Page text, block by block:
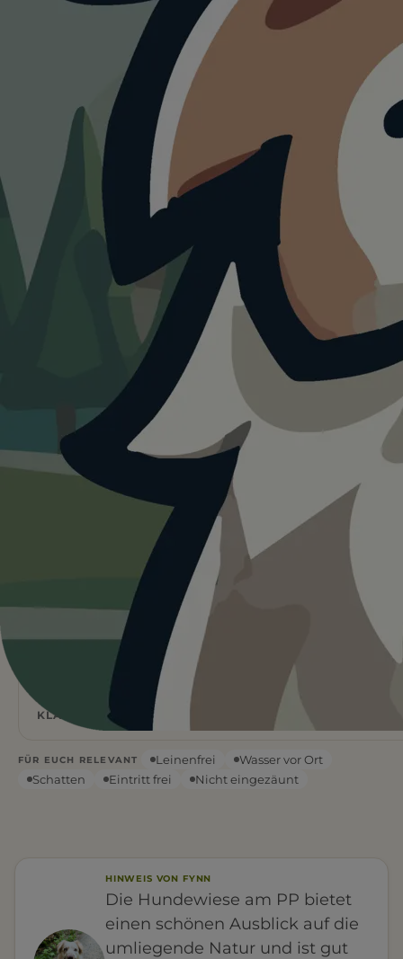
Visualisierung · KI
PP Hundewiese
Heute ist ein guter Tagfür PP
Hundewiese.
18°C und sonnig. Schatten vorhanden, Wasser vor Ort.
Ein guter Tag für einen Ausflug mit Hund.
OpenWeatherMap
KLARER HIMMEL
FÜR EUCH RELEVANT Leinenfrei
Wasser vor Ort
Schatten
Eintritt frei Nicht eingezäunt
HINWEIS VON FYNN
Die Hundewiese am PP bietet
einen schönen Ausblick auf die
umliegende Natur und ist gut